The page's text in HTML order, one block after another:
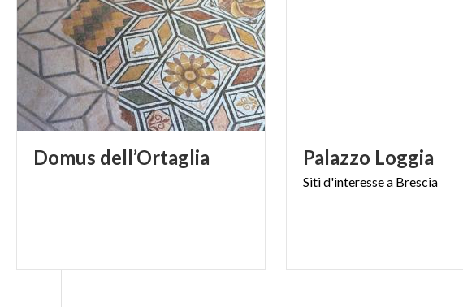
Domus dell’Ortaglia Palazzo Loggia
Sitid'interessea Brescia